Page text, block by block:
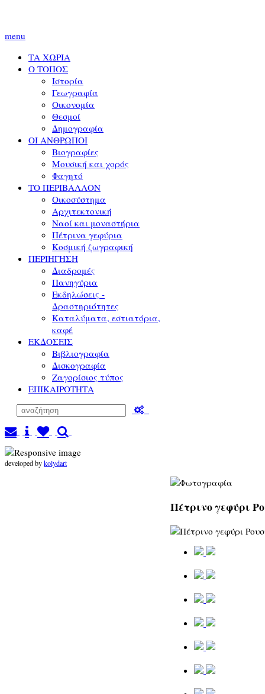
menu
ΤΑ ΧΩΡΙΑ
Ο ΤΟΠΟΣ
Ιστορία
Γεωγραφία
Οικονομία
Θεσμοί
Δημογραφία
ΟΙ ΑΝΘΡΩΠΟΙ
Βιογραφίες
Μουσική και χορός
Φαγητό
ΤΟ ΠΕΡΙΒΑΛΛΟΝ
Οικοσύστημα
Αρχιτεκτονική
Ναοί και μοναστήρια
Πέτρινα γεφύρια
Κοσμική ζωγραφική
ΠΕΡΙΗΓΗΣΗ
Διαδρομές
Πανηγύρια
Εκδηλώσεις -
Δραστηριότητες
Καταλύματα, εστιατόρια,
καφέ
ΕΚΔΟΣΕΙΣ
Βιβλιογραφία
Δισκογραφία
Ζαγορίσιος τύπος
ΕΠΙΚΑΙΡΟΤΗΤΑ
developed bykolydart
Πέτρινο γεφύρι